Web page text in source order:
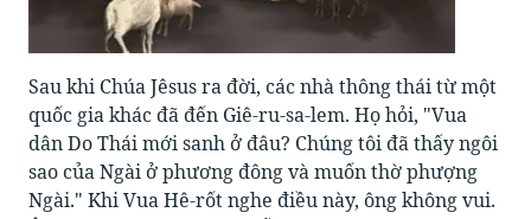
Sau khi Chúa Jêsus ra đời, các nhà thông thái từ một
quốc gia khác đã đến Giê-ru-sa-lem. Họ hỏi, "Vua
dân Do Thái mới sanh ở đâu? Chúng tôi đã thấy ngôi
sao của Ngài ở phương đông và muốn thờ phượng
Ngài." Khi Vua Hê-rốt nghe điều này, ông không vui.